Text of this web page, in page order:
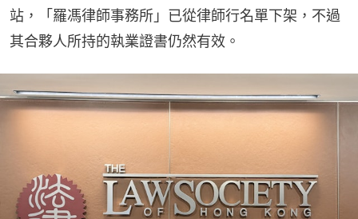
站，「羅馮律師事務所」已從律師行名單下架，不過
其合夥人所持的執業證書仍然有效。